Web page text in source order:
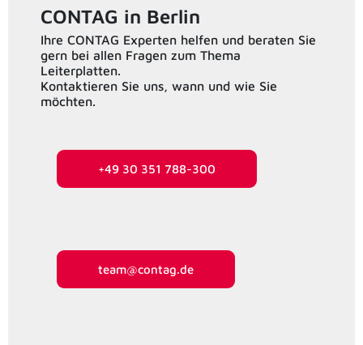
CONTAG in Berlin
Ihre CONTAG Experten helfen und beraten Sie
gern bei allen Fragen zum Thema
Leiterplatten.
Kontaktieren Sie uns, wann und wie Sie
möchten.
+49 30 351 788-300
team@contag.de